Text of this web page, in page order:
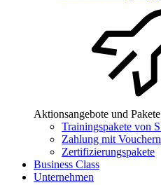
Aktionsangebote und Pakete
Trainingspakete von
Zahlung mit Vouchern
Zertifizierungspakete
Business Class
Unternehmen